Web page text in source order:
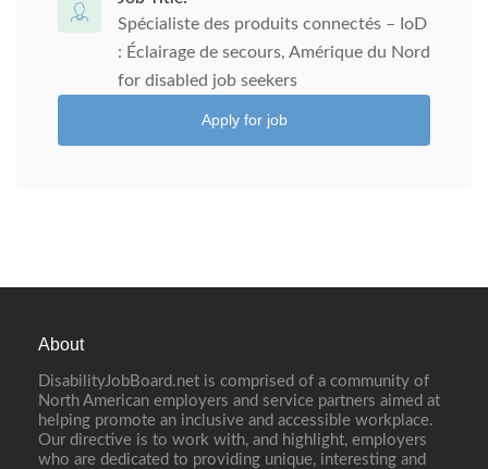
Spécialiste des produits connectés – IoD
: Éclairage de secours, Amérique du Nord
for disabled job seekers
Apply for job
About
DisabilityJobBoard.net is comprised of a community of
North American employers and service partners aimed at
helping promote an inclusive and accessible workplace.
Our directive is to work with, and highlight, employers
who are dedicated to providing unique, interesting and